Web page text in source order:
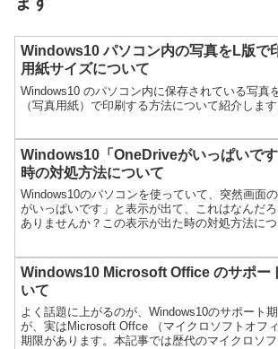
Windows10 パソコン内の写真をL版で
用紙サイズについて
Windows10 のパソコン内に保存されている写真
（写真用紙）で印刷する方法について紹介します
Windows10「OneDriveがいっぱいで
時の対処方法について
Windows10のパソコンを使っていて、突然画面
がいっぱいです」と表示が出て、これはなんだ
ありませんか？この表示が出た時の対処方法につ
Windows10 Microsoft Office のサポー
いて
よく話題に上がるのが、Windows10のサポート
が、実はMicrosoft Offce （マイクロソフトオフ
期限があります。本記事では歴代のマイクロソ